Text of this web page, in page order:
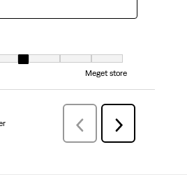
1 er lig med Meget små og 7 er lig med Meget
Meget store
ForrigeAnmeldelser
Næste
Anmeldelser